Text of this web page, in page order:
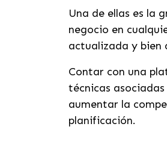
Una de ellas es la
negocio en
actualizada y bien
Contar con una
técnicas
aumentar la
planificación.